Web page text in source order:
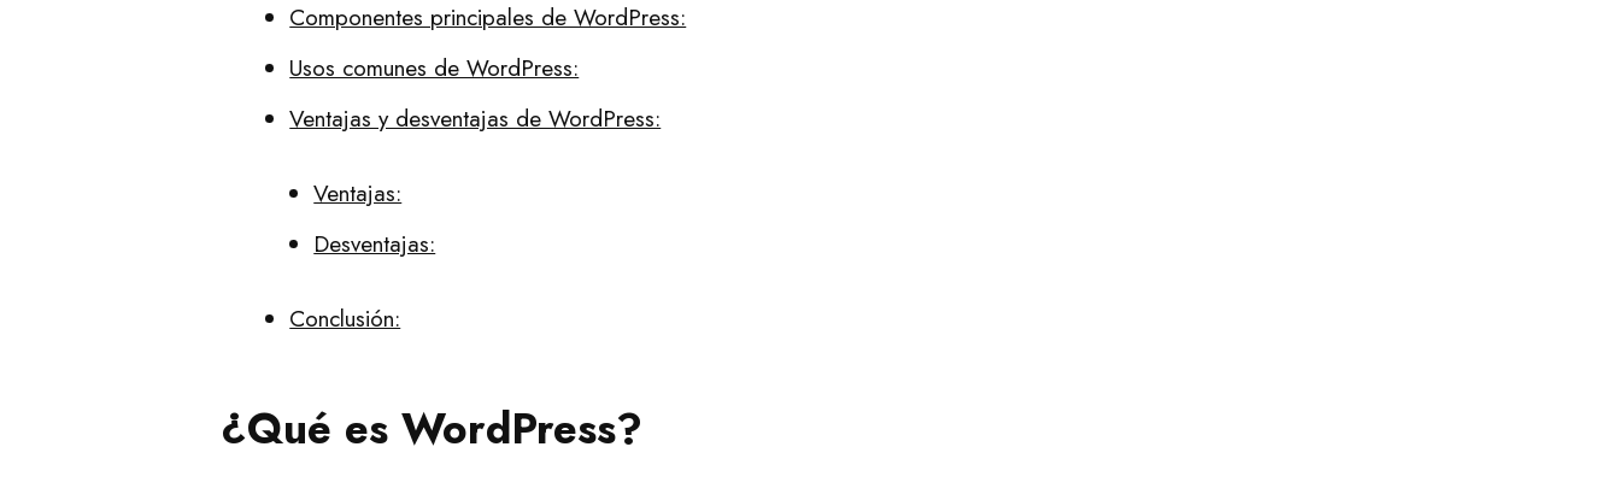
Componentes principales de WordPress:
Usos comunes de WordPress:
Ventajas y desventajas de WordPress:
Ventajas:
Desventajas:
Conclusión:
¿Qué es WordPress?